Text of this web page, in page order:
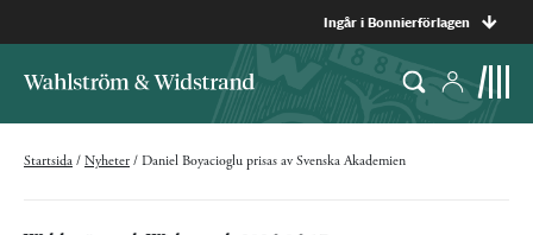
Ingår i Bonnierförlagen
Startsida / Nyheter / Daniel Boyacioglu prisas av Svenska Akademien